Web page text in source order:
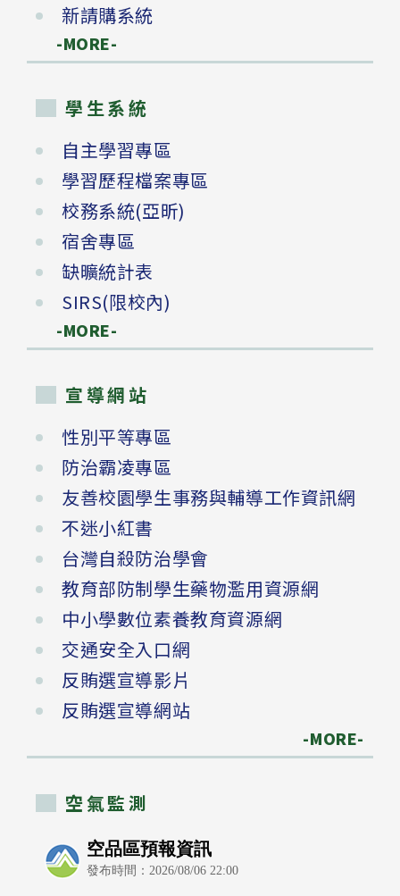
新請購系統
-MORE-
學生系統
自主學習專區
學習歷程檔案專區
校務系統(亞昕)
宿舍專區
缺曠統計表
SIRS(限校內)
-MORE-
宣導網站
性別平等專區
防治霸凌專區
友善校園學生事務與輔導工作資訊網
不迷小紅書
台灣自殺防治學會
教育部防制學生藥物濫用資源網
中小學數位素養教育資源網
交通安全入口網
反賄選宣導影片
反賄選宣導網站
-MORE-
空氣監測